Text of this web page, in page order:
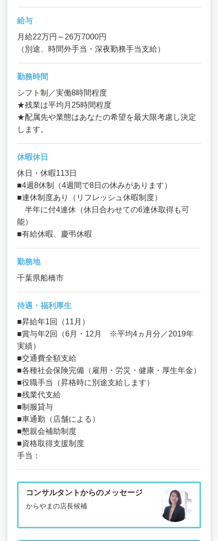
給与
月給22万円～26万7000円
（別途、時間外手当・深夜勤務手当支給）
勤務時間
シフト制／実働8時間程度
★残業は平均月25時間程度
★配属先や業態はあなたの希望を最大限考慮し決定
します。
休暇休日
休日・休暇113日
■4週8休制（4週間で8日の休みがあります）
■連休制度あり（リフレッシュ休暇制度）
半年に付4連休（休日合わせての6連休取得も可
能）
■有給休暇、慶弔休暇
勤務地
千葉県船橋市
待遇・福利厚生
■昇給年1回（11月）
■賞与年2回（6月・12月 ※平均4ヵ月分／2019年
実績）
■交通費全額支給
■各種社会保険完備（雇用・労災・健康・厚生年金）
■役職手当（昇格時に別途支給します）
■残業代支給
■制服貸与
■車通勤（店舗による）
■懇親会補助制度
■資格取得支援制度
手当：
コンサルタントからのメッセージ
からやまの店長候補